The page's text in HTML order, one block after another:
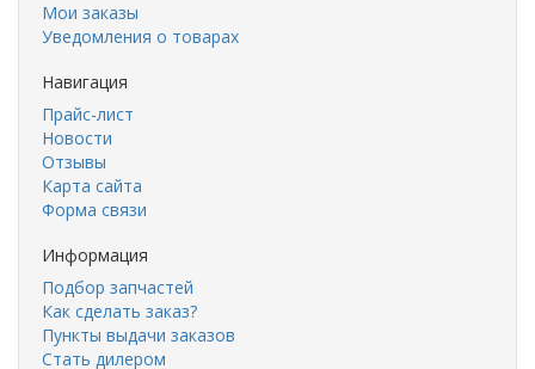
Мои заказы
Уведомления о товарах
Навигация
Прайс-лист
Новости
Отзывы
Карта сайта
Форма связи
Информация
Подбор запчастей
Как сделать заказ?
Пункты выдачи заказов
Стать дилером